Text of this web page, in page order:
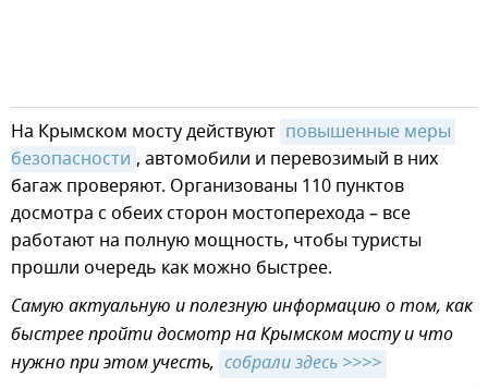
На Крымском мосту действуют повышенные меры
безопасности , автомобили и перевозимый в них
багаж проверяют. Организованы 110 пунктов
досмотра с обеих сторон мостоперехода – все
работают на полную мощность, чтобы туристы
прошли очередь как можно быстрее.
Самую актуальную и полезную информацию о том, как
быстрее пройти досмотр на Крымском мосту и что
нужно при этом учесть, собрали здесь >>>>